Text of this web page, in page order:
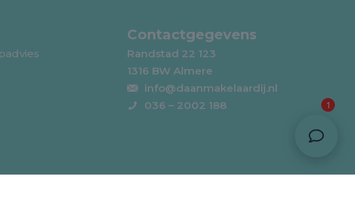
Contactgegevens
Randstad 22 123
1316 BW Almere
info@daanmakelaardij.nl
036 – 2002 188
1